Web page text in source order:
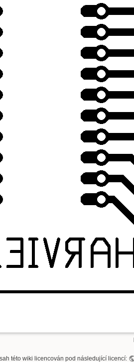
této wiki licencován pod následující licencí: